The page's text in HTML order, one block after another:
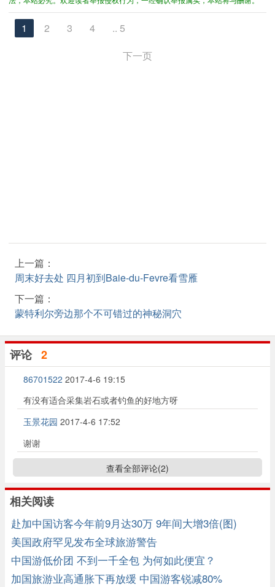
1 2 3 4
.. 5
下一页
上一篇：
周末好去处 四月初到Baie-du-Fevre看雪雁
下一篇：
蒙特利尔旁边那个不可错过的神秘洞穴
评论 2
86701522 2017-4-6 19:15
有没有适合采集岩石或者钓鱼的好地方呀
玉景花园 2017-4-6 17:52
谢谢
查看全部评论(2)
相关阅读
赴加中国访客今年前9月达30万 9年间大增3倍(图)
美国政府罕见发布全球旅游警告
中国游低价团 不到一千全包 为何如此便宜？
加国旅游业高通胀下再放缓 中国游客锐减80%